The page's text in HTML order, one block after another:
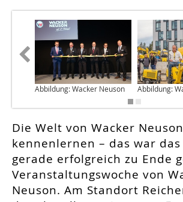
Abbildung: Wacker Neuson Abbildung:
Die Welt von Wacker
kennenlernen – das war
gerade erfolgreich zu Ende
Veranstaltungswoche von
Neuson. Am Standort